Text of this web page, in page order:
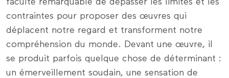
faculté remarquable de dépasser les limites et les
contraintes pour proposer des œuvres qui
déplacent notre regard et transforment notre
compréhension du monde. Devant une œuvre, il
se produit parfois quelque chose de déterminant :
un émerveillement soudain, une sensation de